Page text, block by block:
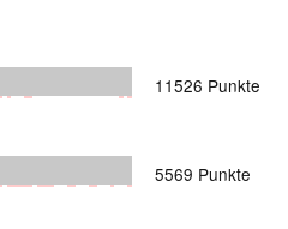
11526 Punkte
5569 Punkte